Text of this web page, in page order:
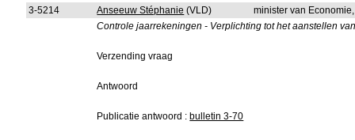
3-5214 Anseeuw Stéphanie (VLD)
minister van
Controle jaarrekeningen - Verplichting tot het aanstellen
Verzending vraag
Antwoord
Publicatie antwoord : bulletin 3-70